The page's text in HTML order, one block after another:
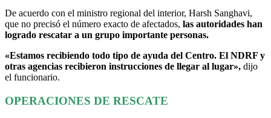
De acuerdo con el ministro regional del interior, Harsh Sanghavi,
que no precisó el número exacto de afectados, las autoridades han
logrado rescatar a un grupo importante personas.
«Estamos recibiendo todo tipo de ayuda del Centro. El NDRF y
otras agencias recibieron instrucciones de llegar al lugar», dijo
el funcionario.
OPERACIONES DE RESCATE